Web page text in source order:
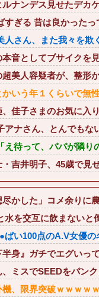
ルナンデス見せたデカ
すぎる 昔は良かったっ
人さん、また我々を
音としてブサイクを
超美人容疑者が、整形
いう年１くらいで無
、佳子さまのお気に入
アナさん、とんでもな
え待って、パパが隣り
・吉井明子、45歳で見
尽かした」コメ余りに
水を交互に飲まないと
ぱい100点のA.V女優の
身』ガチでエグいっ
ミスでSEEDをパン
機、限界突破ｗｗｗｗ